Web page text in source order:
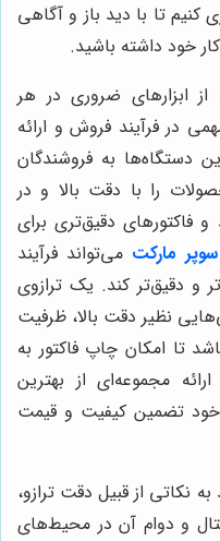
تا با دید باز و آگاهی
خود داشته باشید.
از ابزارهای ضروری در هر
در فرآیند فروش و ارائه
دستگاه‌ها به فروشندگان
را با دقت بالا و در
و فاکتورهای دقیق‌تری برای
مارکت می‌تواند فرآیند
و دقیق‌تر کند. یک ترازوی
نظیر دقت بالا، ظرفیت
تا امکان چاپ فاکتور به
ارائه مجموعه‌ای از بهترین
خود تضمین کیفیت و قیمت
نکاتی از قبیل دقت ترازو،
و دوام آن در محیط‌های